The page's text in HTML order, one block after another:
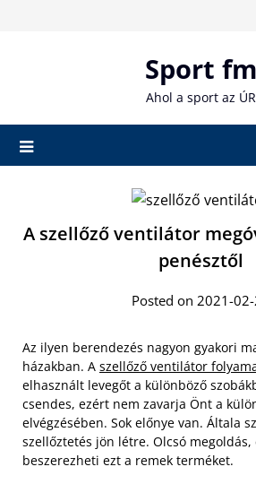
Sport fm
Ahol a sport az ÚR
A szellőző ventilátor
penésztől
Posted on 2021-
Az ilyen berendezés nagyon gyakori
házakban. A szellőző ventilátor
elhasznált levegőt a különböző
csendes, ezért nem zavarja Önt a
elvégzésében. Sok előnye van. Általa
szellőztetés jön létre. Olcsó
beszerezheti ezt a remek terméket.